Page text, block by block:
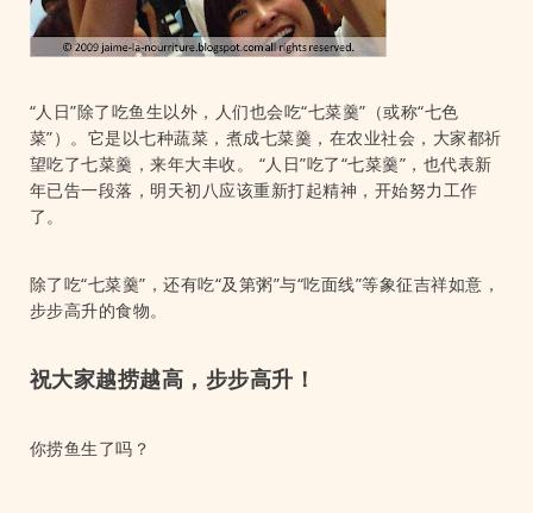
“人日”除了吃鱼生以外，人们也会吃“七菜羹”（或称“七色
菜”）。它是以七种蔬菜，煮成七菜羹，在农业社会，大家都祈
望吃了七菜羹，来年大丰收。 “人日”吃了“七菜羹”，也代表新
年已告一段落，明天初八应该重新打起精神，开始努力工作
了。
除了吃“七菜羹”，还有吃“及第粥”与“吃面线”等象征吉祥如意，
步步高升的食物。
祝大家越捞越高，步步高升！
你捞鱼生了吗？